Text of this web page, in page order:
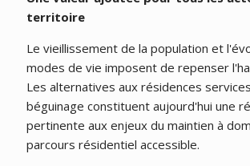
territoire
Le vieillissement de la population et
modes de vie imposent de repenser
Les alternatives aux résidences
béguinage constituent aujourd'hui une
pertinente aux enjeux du maintien à
parcours résidentiel accessible.